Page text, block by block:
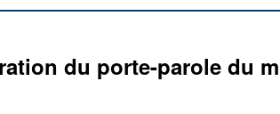
du porte-parole du